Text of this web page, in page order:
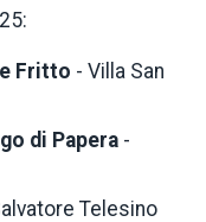
Fritto - Villa San
di Papera -
Telesino